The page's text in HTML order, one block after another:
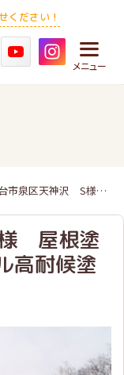
ください！
メニュー
区天神沢 S様 屋根塗装 外壁塗装(ラジカル高耐候塗料)
屋根塗
高耐候塗